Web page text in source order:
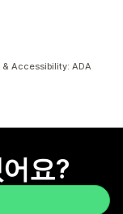
& Accessibility: ADA
요?